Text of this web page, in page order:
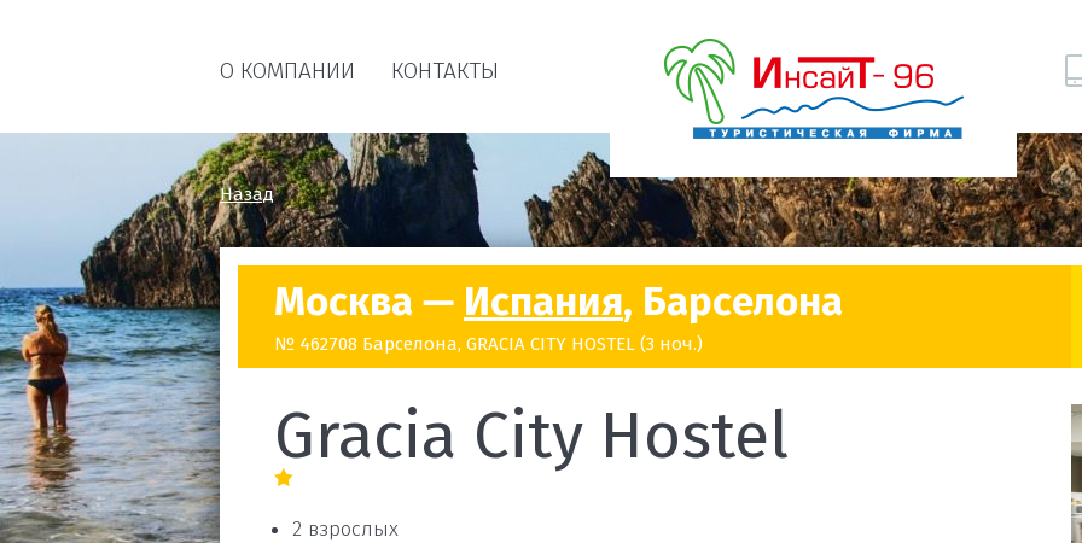
О КОМПАНИИ КОНТАКТЫ
Назад
Москва — Испания, Барселона
№ 462708 Барселона, GRACIA CITY HOSTEL (3 ноч.)
Gracia City Hostel
2 взрослых